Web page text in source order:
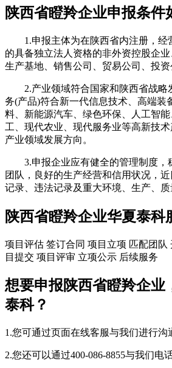
陕西省瞪羚企业申报条件
1.申报主体为在陕西省内注册，经
的具备独立法人资格的非外资控股企
生产基地、销售公司、贸易公司、投资
2.产业领域符合国家和陕西省战略
务(产品)符合新一代信息技术、高端装
料、新能源汽车、绿色环保、人工智
工、现代农业、现代服务业等高新技
产业领域发展方向。
3.申报企业应有健全的管理制度，
团队，良好的生产经营和信用状况，
记录、违法记录及重大环境、生产、质
陕西省瞪羚企业华夏泰科
项目评估 签订合同 项目立项 匹配团队
目提交 项目评审 立项公示 后续服务
想要申报陕西省瞪羚企业
泰科？
1.您可通过页面在线客服与我们进行沟
2.您还可以通过400-086-8855与我们电